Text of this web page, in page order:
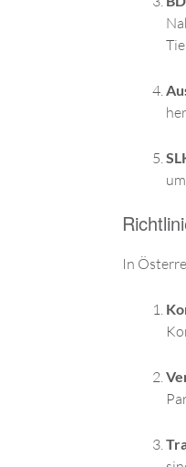
In